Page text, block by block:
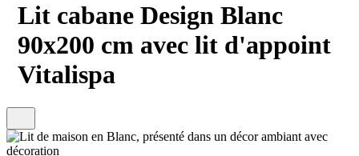
Lit cabane Design Blanc
90x200 cm avec lit d'appoint
Vitalispa